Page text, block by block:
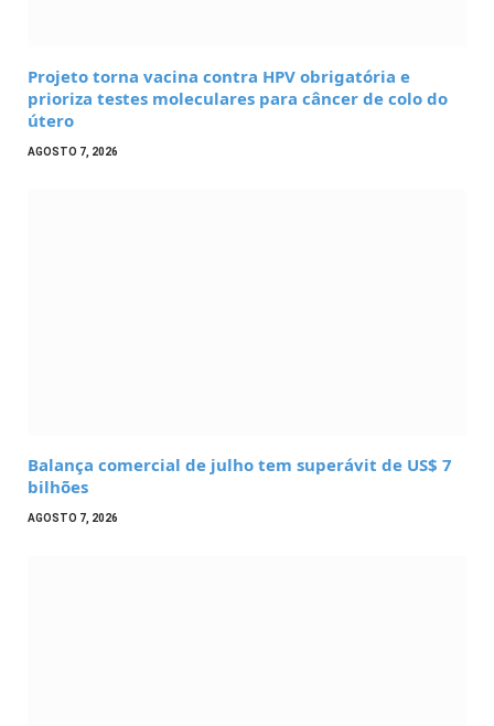
Projeto torna vacina contra HPV obrigatória e
prioriza testes moleculares para câncer de colo do
útero
AGOSTO 7, 2026
Balança comercial de julho tem superávit de US$ 7
bilhões
AGOSTO 7, 2026